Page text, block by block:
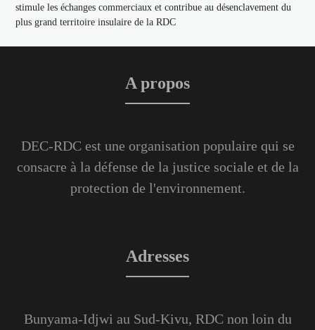
stimule les échanges commerciaux et contribue au désenclavement du
plus grand territoire insulaire de la RDC
A propos
DEC-RDC est une organisation populaire qui se
consacre à la défense de la justice sociale et de la
protection de l'environnement.
Adresses
Bunyama-Idjwi au Sud-Kivu, RDC non loin du